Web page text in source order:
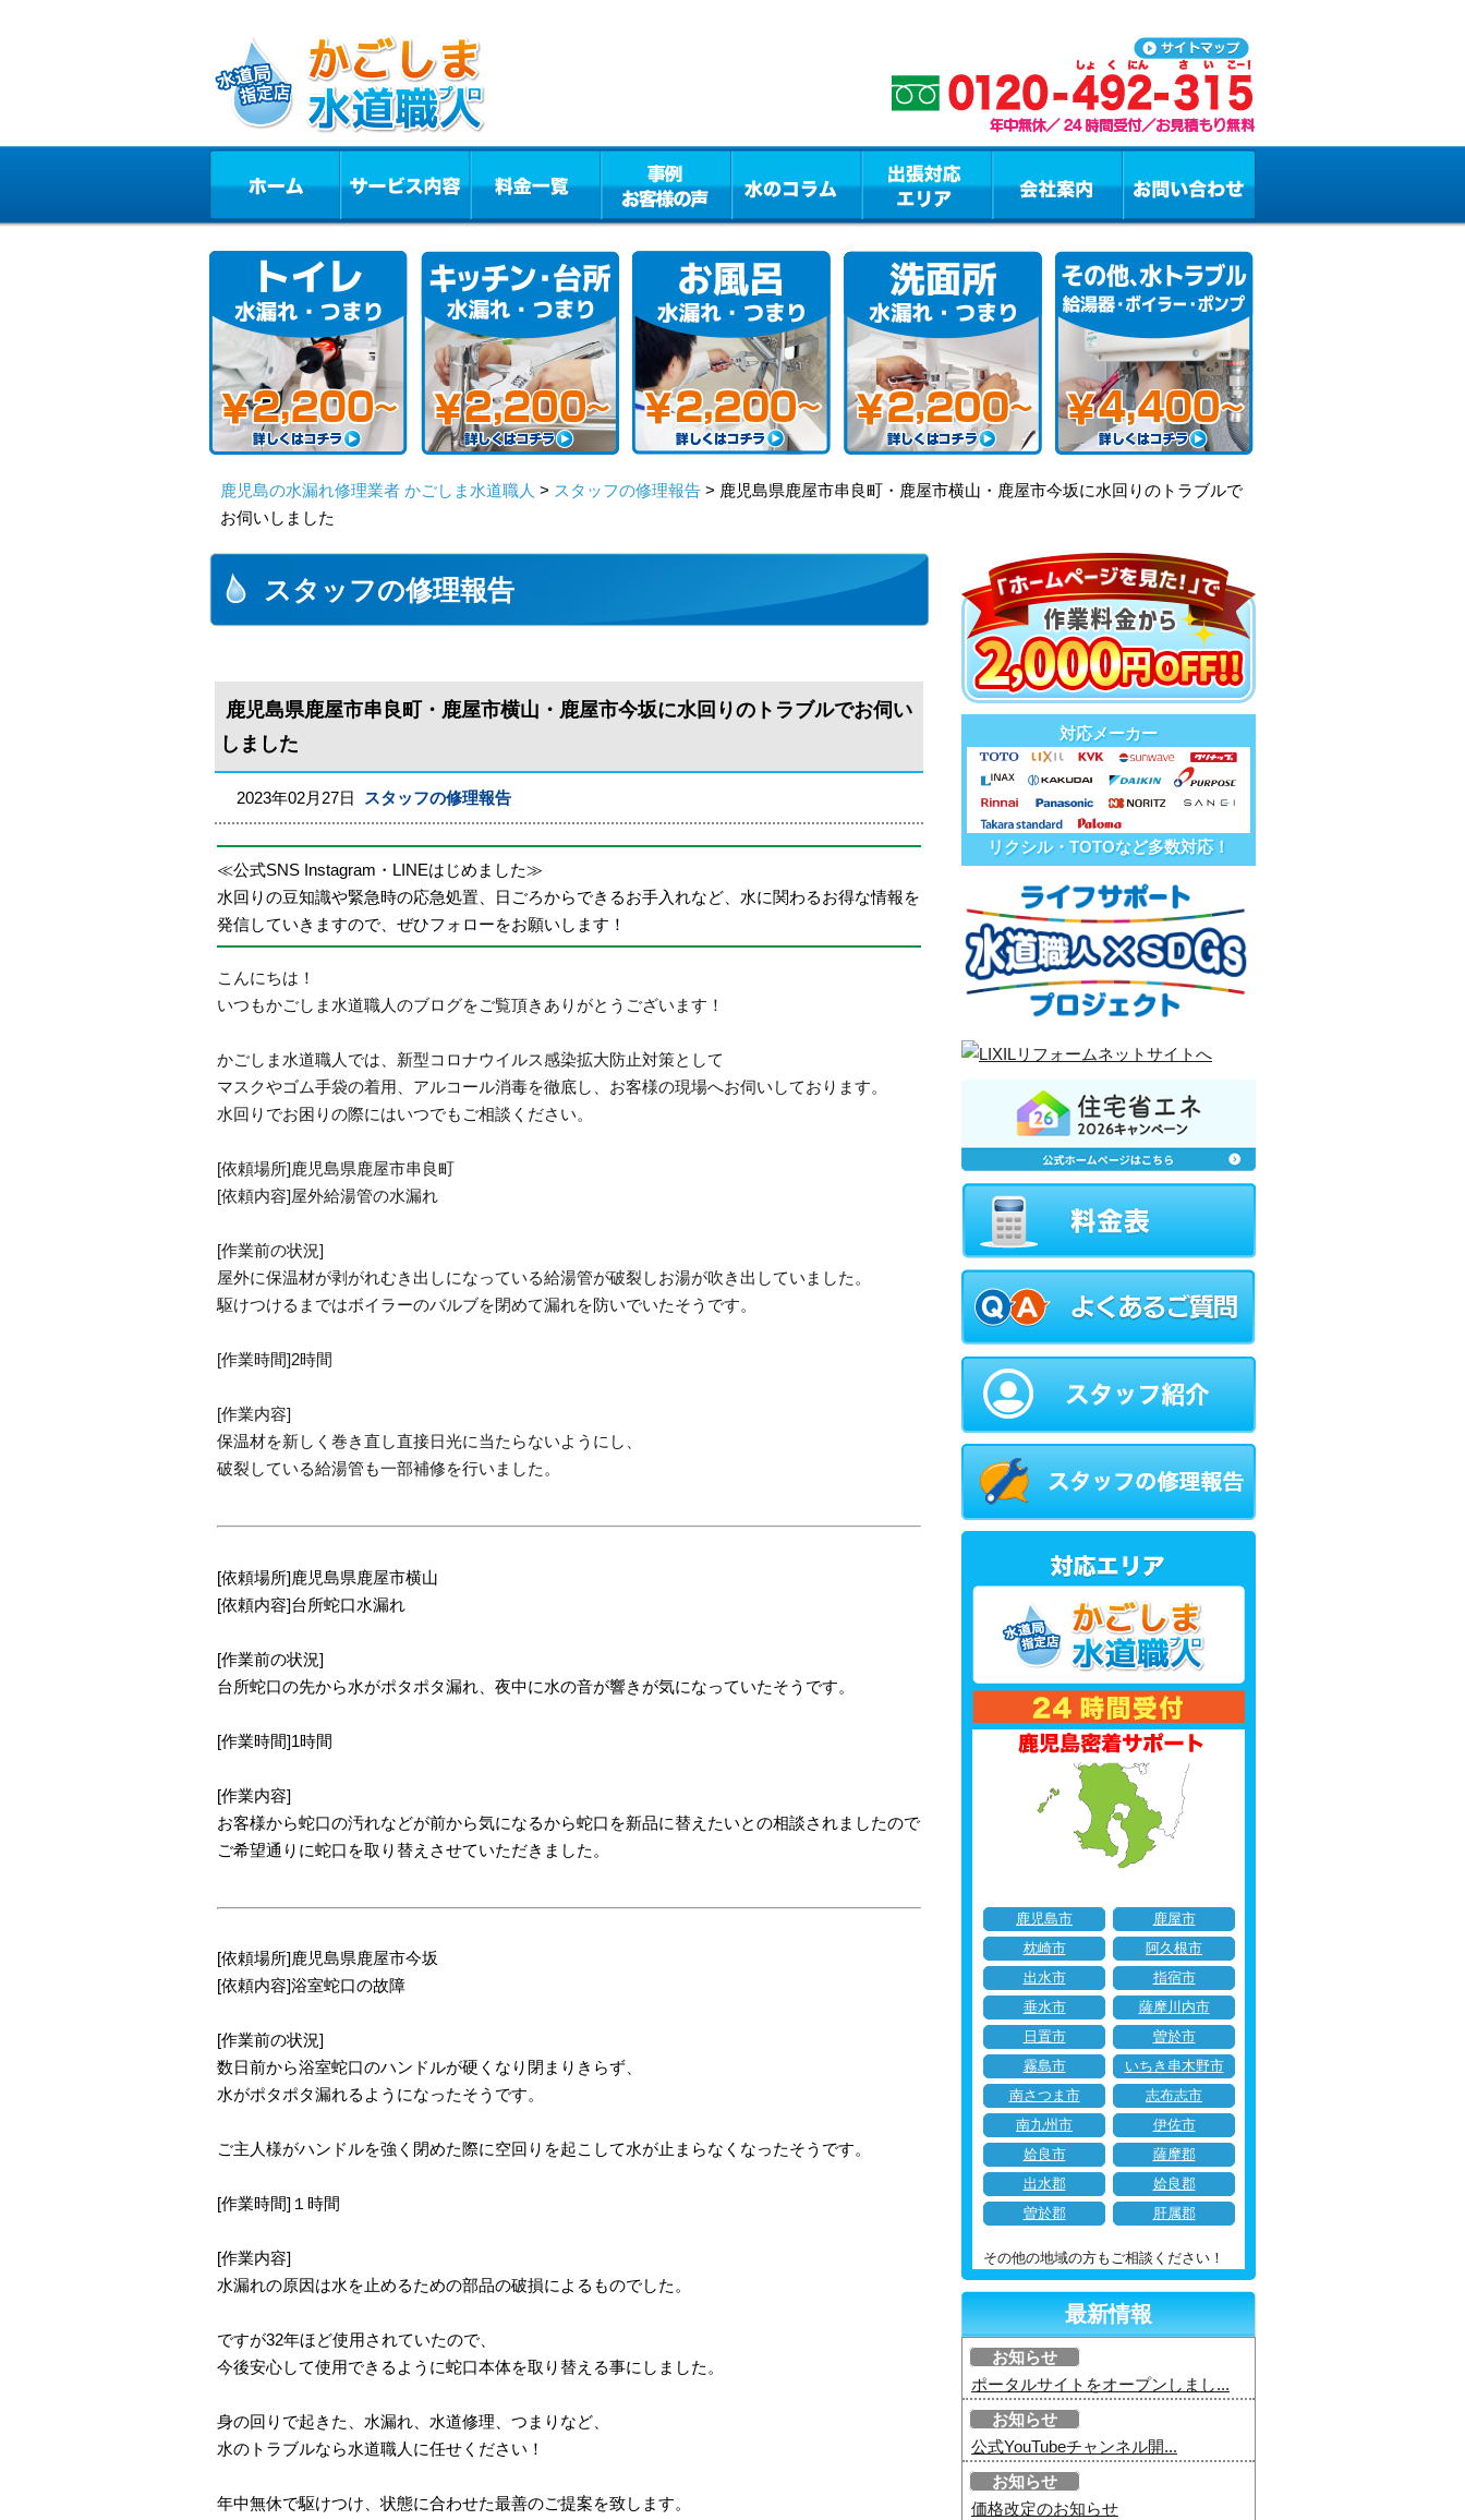
鹿児島の水漏れ修理業者 かごしま水道職人 > スタッフの修理報告 > 鹿児島県鹿屋市串良町・鹿屋市横山・鹿屋市今坂に水回りのトラブルで
お伺いしました
スタッフの修理報告
鹿児島県鹿屋市串良町・鹿屋市横山・鹿屋市今坂に水回りのトラブルでお伺い
しました
2023年02月27日 スタッフの修理報告
≪公式SNS Instagram・LINEはじめました≫
水回りの豆知識や緊急時の応急処置、日ごろからできるお手入れなど、水に関わるお得な情報を
発信していきますので、ぜひフォローをお願いします！
こんにちは！
いつもかごしま水道職人のブログをご覧頂きありがとうございます！
かごしま水道職人では、新型コロナウイルス感染拡大防止対策として
マスクやゴム手袋の着用、アルコール消毒を徹底し、お客様の現場へお伺いしております。
水回りでお困りの際にはいつでもご相談ください。
[依頼場所]鹿児島県鹿屋市串良町
[依頼内容]屋外給湯管の水漏れ
[作業前の状況]
屋外に保温材が剥がれむき出しになっている給湯管が破裂しお湯が吹き出していました。
駆けつけるまではボイラーのバルブを閉めて漏れを防いでいたそうです。
[作業時間]2時間
[作業内容]
保温材を新しく巻き直し直接日光に当たらないようにし、
破裂している給湯管も一部補修を行いました。
[依頼場所]鹿児島県鹿屋市横山
[依頼内容]台所蛇口水漏れ
[作業前の状況]
台所蛇口の先から水がポタポタ漏れ、夜中に水の音が響きが気になっていたそうです。
[作業時間]1時間
[作業内容]
お客様から蛇口の汚れなどが前から気になるから蛇口を新品に替えたいとの相談されましたので
ご希望通りに蛇口を取り替えさせていただきました。
[依頼場所]鹿児島県鹿屋市今坂
[依頼内容]浴室蛇口の故障
[作業前の状況]
数日前から浴室蛇口のハンドルが硬くなり閉まりきらず、
水がポタポタ漏れるようになったそうです。
ご主人様がハンドルを強く閉めた際に空回りを起こして水が止まらなくなったそうです。
[作業時間]１時間
[作業内容]
水漏れの原因は水を止めるための部品の破損によるものでした。
ですが32年ほど使用されていたので、
今後安心して使用できるように蛇口本体を取り替える事にしました。
身の回りで起きた、水漏れ、水道修理、つまりなど、
水のトラブルなら水道職人に任せください！
年中無休で駆けつけ、状態に合わせた最善のご提案を致します。
対応メーカー
リクシル・TOTOなど多数対応！
鹿児島市
鹿屋市
枕崎市
阿久根市
出水市
指宿市
垂水市
薩摩川内市
日置市
曽於市
霧島市
いちき串木野市
南さつま市
志布志市
南九州市
伊佐市
姶良市
薩摩郡
出水郡
姶良郡
曽於郡
肝属郡
その他の地域の方もご相談ください！
最新情報
お知らせ
ポータルサイトをオープンしまし...
お知らせ
公式YouTubeチャンネル開...
お知らせ
価格改定のお知らせ